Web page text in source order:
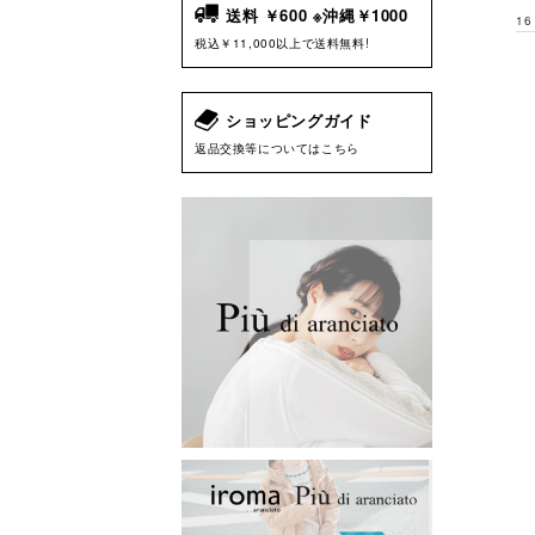
送料 ￥600 ※沖縄￥1000
税込￥11,000以上で送料無料!
ショッピングガイド
返品交換等についてはこちら
16